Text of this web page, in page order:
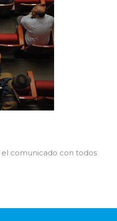
el comunicado con todos